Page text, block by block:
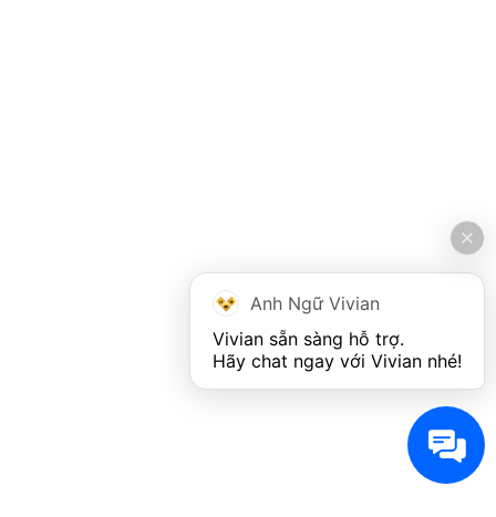
Anh Ngữ Vivian
Vivian sẵn sàng hỗ trợ.
Hãy chat ngay với Vivian nhé!